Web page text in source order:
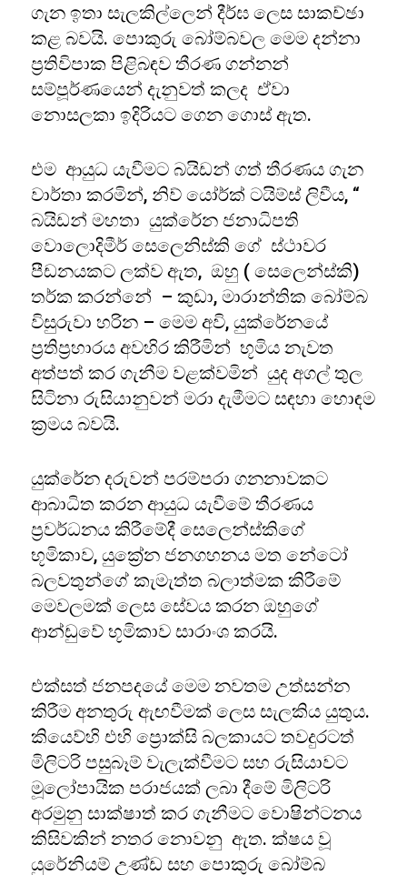
ගැන ඉතා සැලකිල්ලෙන් දීර්ඝ ලෙස සාකච්ඡා
කළ බවයි. පොකුරු බෝම්බවල මෙම දන්නා
ප්‍රතිවිපාක පිළිබඳව තීරණ ගන්නන්
සම්පූර්ණයෙන් දැනුවත් කලද ඒවා
නොසලකා ඉදිරියට ගෙන ගොස් ඇත.
එම ආයුධ යැවීමට බයිඩන් ගත් තීරණය ගැන
වාර්තා කරමින්, නිව් යෝර්ක් ටයිම්ස් ලිවීය, “
බයිඩන් මහතා යුක්රේන ජනාධිපති
වොලොදිමීර් සෙලෙනිස්කි ගේ ස්ථාවර
පීඩනයකට ලක්ව ඇත, ඔහු ( සෙලෙන්ස්කි)
තර්ක කරන්නේ – කුඩා, මාරාන්තික බෝම්බ
විසුරුවා හරින – මෙම අවි, යුක්රේනයේ
ප්‍රතිප්‍රහාරය අවහිර කිරීමින් භූමිය නැවත
අත්පත් කර ගැනීම වළක්වමින් යුද අගල් තුල
සිටිනා රුසියානුවන් මරා දැමීමට සඳහා හොඳම
ක්‍රමය බවයි.
යුක්රේන දරුවන් පරම්පරා ගනනාවකට
ආබාධිත කරන ආයුධ යැවීමේ තීරණය
ප්‍රවර්ධනය කිරීමේදී සෙලෙන්ස්කිගේ
භූමිකාව, යුක්‍රේන ජනගහනය මත නේටෝ
බලවතුන්ගේ කැමැත්ත බලාත්මක කිරීමේ
මෙවලමක් ලෙස සේවය කරන ඔහුගේ
ආන්ඩුවේ භූමිකාව සාරාංශ කරයි.
එක්සත් ජනපදයේ මෙම නවතම උත්සන්න
කිරීම අනතුරු ඇඟවීමක් ලෙස සැලකිය යුතුය.
කියෙව්හි එහි ප්‍රොක්සි බලකායට තවදුරටත්
මිලිටරි පසුබෑම් වැලැක්වීමට සහ රුසියාවට
මූලෝපායික පරාජයක් ලබා දීමේ මිලිටරි
අරමුනු සාක්ෂාත් කර ගැනීමට වොෂින්ටනය
කිසිවකින් නතර නොවනු ඇත. ක්ෂය වූ
යුරේනියම් උණ්ඩ සහ පොකුරු බෝම්බ